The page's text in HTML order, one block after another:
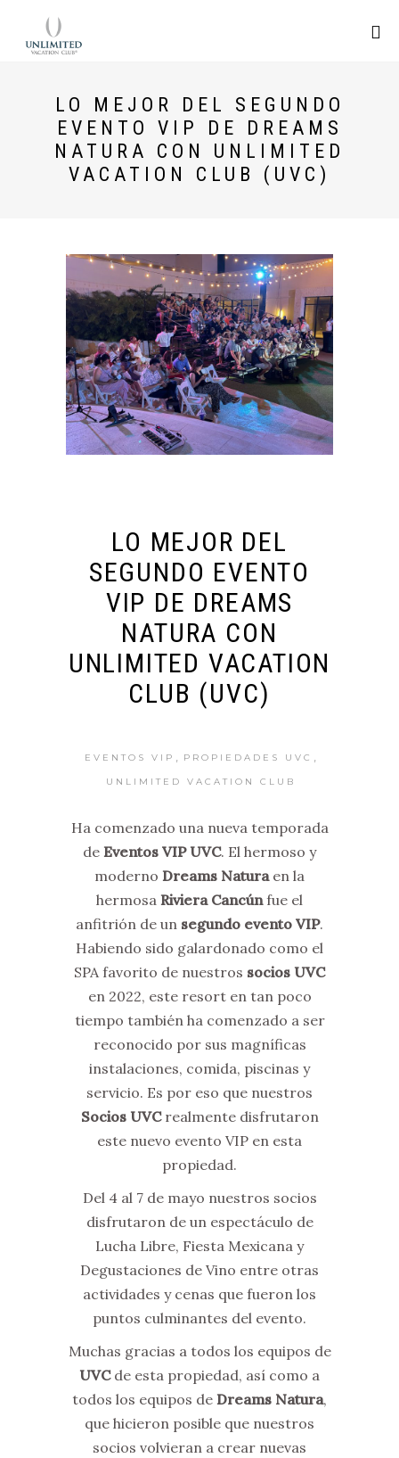
LO MEJOR DEL SEGUNDO
EVENTO VIP DE DREAMS
NATURA CON UNLIMITED
VACATION CLUB (UVC)
LO MEJOR DEL
SEGUNDO EVENTO
VIP DE DREAMS
NATURA CON
UNLIMITED VACATION
CLUB (UVC)
EVENTOS VIP PROPIEDADES UVC
UNLIMITED VACATION CLUB
Ha comenzado una nueva temporada
de Eventos VIP UVC. El hermoso y
moderno Dreams Naturaen la
hermosa Riviera Cancúnfue el
anfitrión de un segundo evento VIP.
Habiendo sido galardonado como el
SPA favorito de nuestros socios UVC
en 2022, este resort en tan poco
tiempo también ha comenzado a ser
reconocido por sus magníficas
instalaciones, comida, piscinas y
servicio. Es por eso que nuestros
Socios UVCrealmente disfrutaron
este nuevo evento VIP en esta
propiedad.
Del 4 al 7 de mayo nuestros socios
disfrutaron de un espectáculo de
Lucha Libre, Fiesta Mexicana y
Degustaciones de Vino entre otras
actividades y cenas que fueron los
puntos culminantes del evento.
Muchas gracias a todos los equipos de
UVCde esta propiedad, así como a
todos los equipos de Dreams Natura,
que hicieron posible que nuestros
socios volvieran a crear nuevas